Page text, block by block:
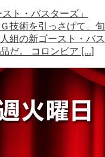
ト・バスターズ」
技術を引っさげて、旬
組の新ゴースト・バス
だ。 コロンビア […]